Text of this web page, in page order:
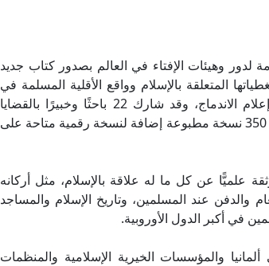
لدور وهيئات الإفتاء في العالم بصدور كتاب جديد
المتعلقة بالإسلام وواقع الأقلية المسلمة في
ألمانيا، وقد صدر الكتاب عن مركز الهجرة الألماني وخدمة إعلام الاندماج، وقد شارك 22 باحثًا وخبيرًا بالقضايا
الإسلامية في إعداد الدليل الواقع في 160 صفحة، وصدرت منه 350 نسخة مطبوعة إضافة لنسخة رقمية متاحة على
علميًّا عن كل ما له علاقة بالإسلام، مثل أركانه
والدفن عند المسلمين، وتاريخ الإسلام والمساجد
في أكبر الدول الأوروبية.
والمؤسسات الخيرية الإسلامية والمنظمات